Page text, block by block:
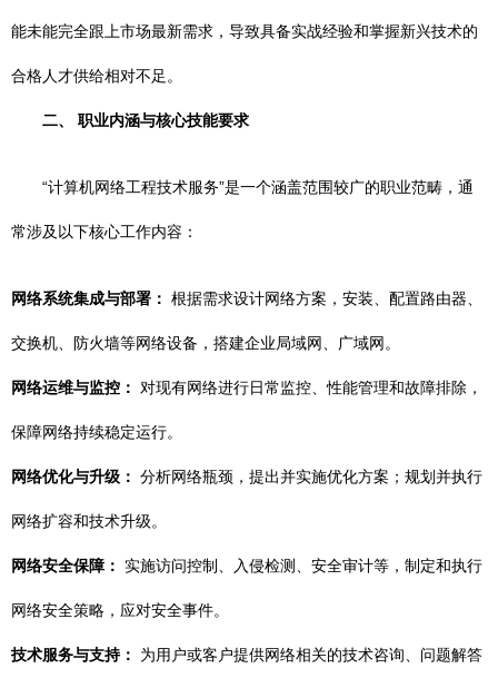
能未能完全跟上市场最新需求，导致具备实战经验和掌握新兴技术的
合格人才供给相对不足。
二、 职业内涵与核心技能要求
“计算机网络工程技术服务”是一个涵盖范围较广的职业范畴，通
常涉及以下核心工作内容：
网络系统集成与部署： 根据需求设计网络方案，安装、配置路由器、
交换机、防火墙等网络设备，搭建企业局域网、广域网。
网络运维与监控： 对现有网络进行日常监控、性能管理和故障排除，
保障网络持续稳定运行。
网络优化与升级： 分析网络瓶颈，提出并实施优化方案；规划并执行
网络扩容和技术升级。
网络安全保障： 实施访问控制、入侵检测、安全审计等，制定和执行
网络安全策略，应对安全事件。
技术服务与支持： 为用户或客户提供网络相关的技术咨询、问题解答